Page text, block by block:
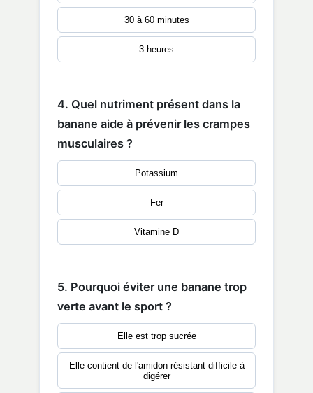
30 à 60 minutes
3 heures
4. Quel nutriment présent dans la
banane aide à prévenir les crampes
musculaires ?
Potassium
Fer
Vitamine D
5. Pourquoi éviter une banane trop
verte avant le sport ?
Elle est trop sucrée
Elle contient de l'amidon résistant difficile à
digérer